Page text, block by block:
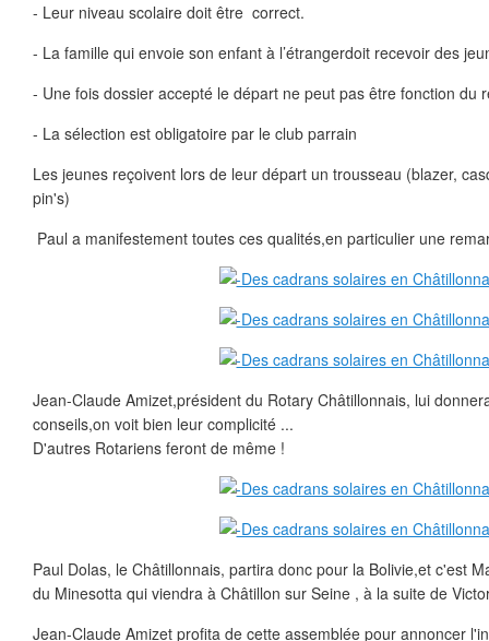
- Leur niveau scolaire doit être correct.
- La famille qui envoie son enfant à l’étrangerdoit recevoir des
- Une fois dossier accepté le départ ne peut pas être fonction du
- La sélection est obligatoire par le club parrain
Les jeunes reçoivent lors de leur départ un trousseau (blazer,
pin's)
Paul a manifestement toutes ces qualités,en particulier une
Jean-Claude Amizet,président du Rotary Châtillonnais, lui
conseils,on voit bien leur complicité ...
D'autres Rotariens feront de même !
Paul Dolas, le Châtillonnais, partira donc pour la Bolivie,et c'est
du Minesotta qui viendra à Châtillon sur Seine , à la suite de
Jean-Claude Amizet profita de cette assemblée pour annoncer